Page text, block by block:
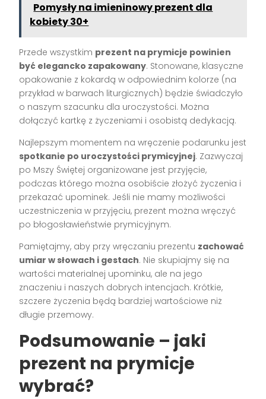
Pomysły na imieninowy prezent dla
kobiety 30+
Przede wszystkim prezent na prymicje powinien
być elegancko zapakowany. Stonowane, klasyczne
opakowanie z kokardą w odpowiednim kolorze (na
przykład w barwach liturgicznych) będzie świadczyło
o naszym szacunku dla uroczystości. Można
dołączyć kartkę z życzeniami i osobistą dedykacją.
Najlepszym momentem na wręczenie podarunku jest
spotkanie po uroczystości prymicyjnej. Zazwyczaj
po Mszy Świętej organizowane jest przyjęcie,
podczas którego można osobiście złożyć życzenia i
przekazać upominek. Jeśli nie mamy możliwości
uczestniczenia w przyjęciu, prezent można wręczyć
po błogosławieństwie prymicyjnym.
Pamiętajmy, aby przy wręczaniu prezentu zachować
umiar w słowach i gestach. Nie skupiajmy się na
wartości materialnej upominku, ale na jego
znaczeniu i naszych dobrych intencjach. Krótkie,
szczere życzenia będą bardziej wartościowe niż
długie przemowy.
Podsumowanie – jaki
prezent na prymicje
wybrać?